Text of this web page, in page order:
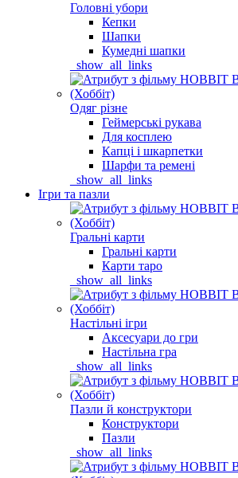
Головні убори
Кепки
Шапки
Кумедні шапки
_show_all_links
Одяг різне
Геймерські рукава
Для косплею
Капці і шкарпетки
Шарфи та ремені
_show_all_links
Ігри та пазли
Гральні карти
Гральні карти
Карти таро
_show_all_links
Настільні ігри
Аксесуари до гри
Настільна гра
_show_all_links
Пазли й конструктори
Конструктори
Пазли
_show_all_links